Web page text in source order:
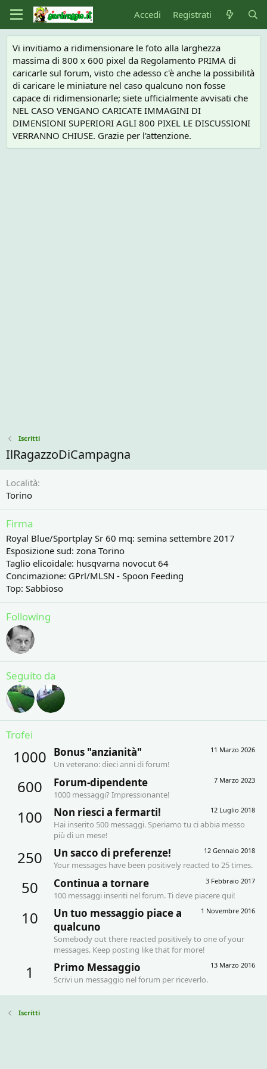
Accedi Registrati
Vi invitiamo a ridimensionare le foto alla larghezza
massima di 800 x 600 pixel da Regolamento PRIMA di
caricarle sul forum, visto che adesso c'è anche la possibilità
di caricare le miniature nel caso qualcuno non fosse
capace di ridimensionarle; siete ufficialmente avvisati che
NEL CASO VENGANO CARICATE IMMAGINI DI
DIMENSIONI SUPERIORI AGLI 800 PIXEL LE DISCUSSIONI
VERRANNO CHIUSE. Grazie per l'attenzione.
Iscritti
IlRagazzoDiCampagna
Località
Torino
Firma
Royal Blue/Sportplay Sr 60 mq: semina settembre 2017
Esposizione sud: zona Torino
Taglio elicoidale: husqvarna novocut 64
Concimazione: GPrl/MLSN - Spoon Feeding
Top: Sabbioso
Following
Seguito da
Trofei
1000 11 Marzo 2026
Bonus "anzianità"
Un veterano: dieci anni di forum!
600 7 Marzo 2023
Forum-dipendente
1000 messaggi? Impressionante!
100 12 Luglio 2018
Non riesci a fermarti!
Hai inserito 500 messaggi. Speriamo tu ci abbia messo
più di un mese!
250 12 Gennaio 2018
Un sacco di preferenze!
Your messages have been positively reacted to 25 times.
50 3 Febbraio 2017
Continua a tornare
100 messaggi inseriti nel forum. Ti deve piacere qui!
10 1 Novembre 2016
Un tuo messaggio piace a
qualcuno
Somebody out there reacted positively to one of your
messages. Keep posting like that for more!
1 13 Marzo 2016
Primo Messaggio
Scrivi un messaggio nel forum per riceverlo.
Iscritti